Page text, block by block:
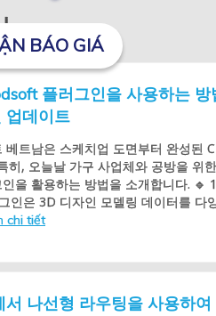
BÁO GIÁ
플러그인을 사용하는 방
업데이트
베트남은 스케치업 도면부터 완성된
히, 오늘날 가구 사업체와 공방을 위
을 활용하는 방법을 소개합니다. 🔹
인은 3D 디자인 모델링 데이터를 다
chi tiết
나선형 라우팅을 사용하여